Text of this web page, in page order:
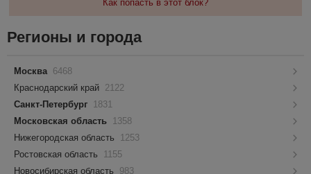
Как попасть в этот блок?
Регионы и города
Москва 6468
Краснодарский край 2122
Санкт-Петербург
1831
Московская область
1358
Нижегородская область
1253
Ростовская область
1155
Новосибирская область
983